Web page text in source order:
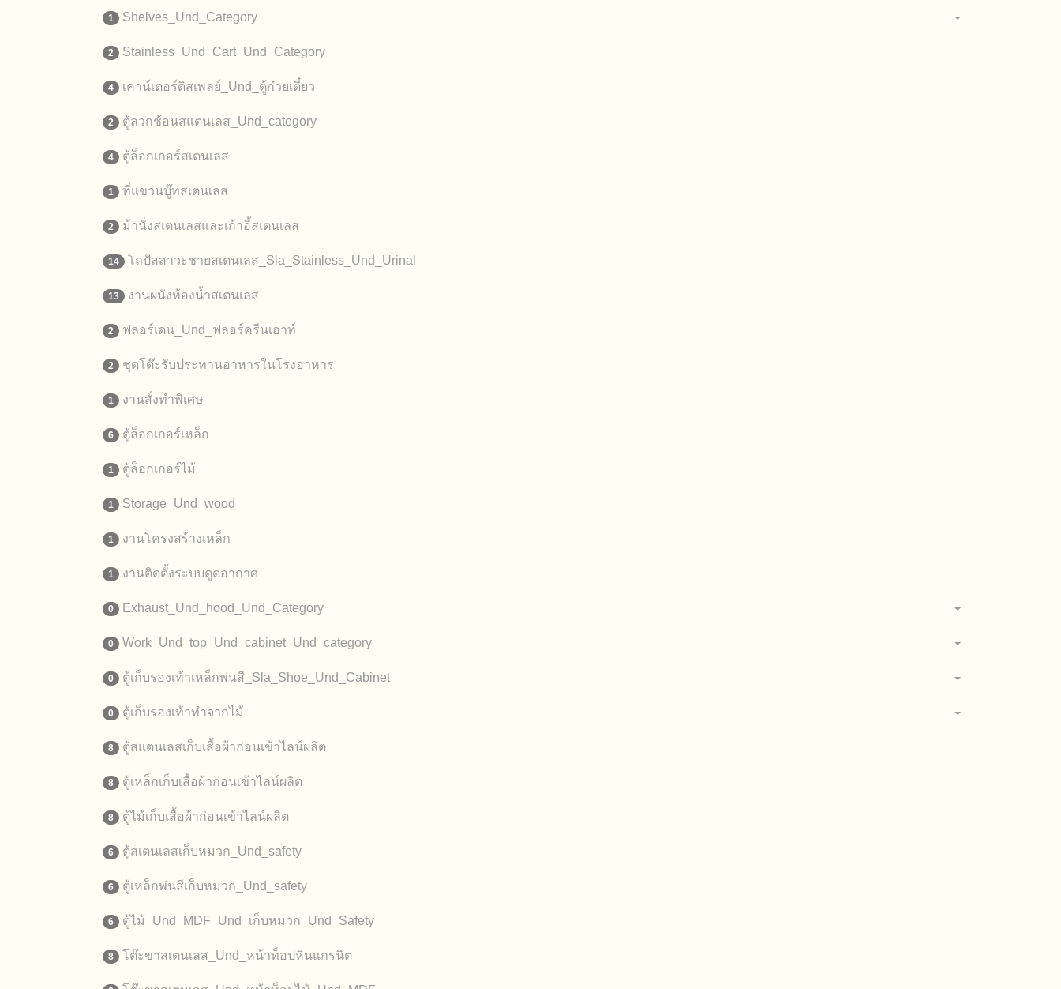
1 Shelves_Und_Category
2 Stainless_Und_Cart_Und_Category
4 เคาน์เตอร์ดิสเพลย์_Und_ตู้ก๋วยเตี๋ยว
2 ตู้ลวกช้อนสแตนเลส_Und_category
4 ตู้ล็อกเกอร์สเตนเลส
1 ที่แขวนบู๊ทสเตนเลส
2 ม้านั่งสเตนเลสและเก้าอี้สเตนเลส
14 โถปัสสาวะชายสเตนเลส_Sla_Stainless_Und_Urinal
13 งานผนังห้องน้ำสเตนเลส
2 ฟลอร์เดน_Und_ฟลอร์ครีนเอาท์
2 ชุดโต๊ะรับประทานอาหารในโรงอาหาร
1 งานสั่งทำพิเศษ
6 ตู้ล็อกเกอร์เหล็ก
1 ตู้ล็อกเกอร์ไม้
1 Storage_Und_wood
1 งานโครงสร้างเหล็ก
1 งานติดตั้งระบบดูดอากาศ
0 Exhaust_Und_hood_Und_Category
0 Work_Und_top_Und_cabinet_Und_category
0 ตู้เก็บรองเท้าเหล็กพ่นสี_Sla_Shoe_Und_Cabinet
0 ตู้เก็บรองเท้าทำจากไม้
8 ตู้สแตนเลสเก็บเสื้อผ้าก่อนเข้าไลน์ผลิต
8 ตู้เหล็กเก็บเสื้อผ้าก่อนเข้าไลน์ผลิต
8 ตู้ไม้เก็บเสื้อผ้าก่อนเข้าไลน์ผลิต
6 ตู้สเตนเลสเก็บหมวก_Und_safety
6 ตู้เหล็กพ่นสีเก็บหมวก_Und_safety
6 ตู้ไม้_Und_MDF_Und_เก็บหมวก_Und_Safety
8 โต๊ะขาสเตนเลส_Und_หน้าท็อปหินแกรนิต